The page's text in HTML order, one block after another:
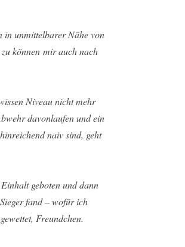
in unmittelbarer Nähe von
können mir auch nach
Niveau nicht mehr
davonlaufen und ein
naiv sind, geht
geboten und dann
fand – wofür ich
Freundchen.